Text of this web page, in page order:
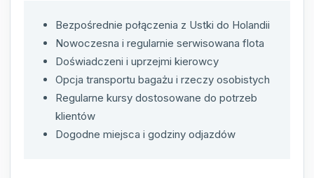
Bezpośrednie połączenia z Ustki do Holandii
Nowoczesna i regularnie serwisowana flota
Doświadczeni i uprzejmi kierowcy
Opcja transportu bagażu i rzeczy osobistych
Regularne kursy dostosowane do potrzeb
klientów
Dogodne miejsca i godziny odjazdów